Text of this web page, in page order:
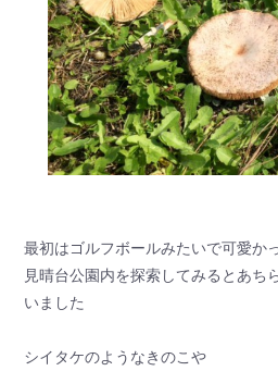
最初はゴルフボールみたいで可愛か
見晴台公園内を探索してみるとあち
いました
シイタケのようなきのこや